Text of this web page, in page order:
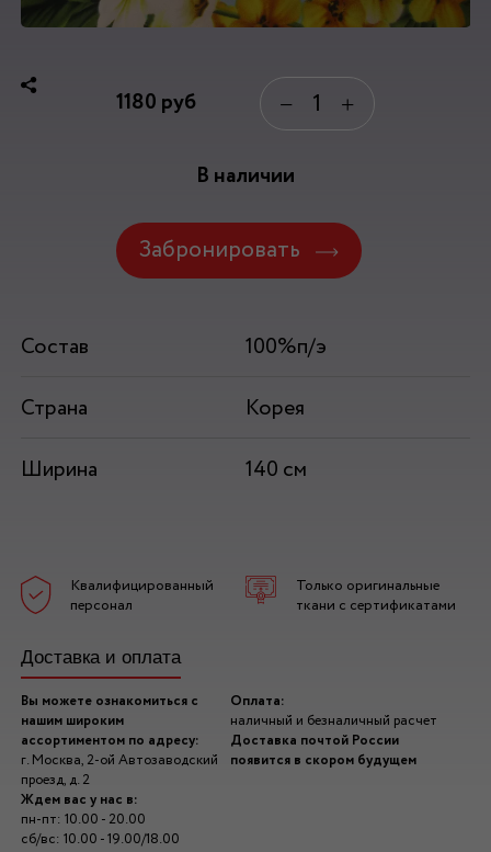
1180 руб − +
В наличии
Забронировать
Состав
100%п/э
Страна
Корея
Ширина
140 см
Квалифицированный
персонал
Только оригинальные
ткани с сертификатами
Доставка и оплата
Вы можете ознакомиться с
нашим широким
ассортиментом по адресу:
г. Москва, 2-ой Автозаводский
проезд, д. 2
Ждем вас у нас в:
пн-пт: 10.00 - 20.00
сб/вс: 10.00 - 19.00/18.00
Оплата:
наличный и безналичный расчет
Доставка почтой России
появится в скором будущем